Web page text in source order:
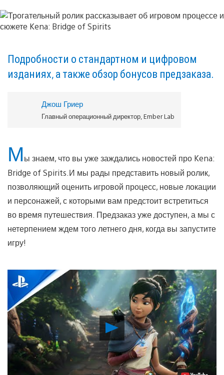
Подробности о стандартном и цифровом
изданиях, а также обзор бонусов предзаказа.
Джош Гриер
Главный операционный директор, Ember Lab
Мы знаем, что вы уже заждались новостей про Kena:
Bridge of Spirits.И мы рады представить новый ролик,
позволяющий оценить игровой процесс, новые локации
и персонажей, с которыми вам предстоит встретиться
во время путешествия. Предзаказ уже доступен, а мы с
нетерпением ждем того летнего дня, когда вы запустите
игру!
Воспроизвести
видео